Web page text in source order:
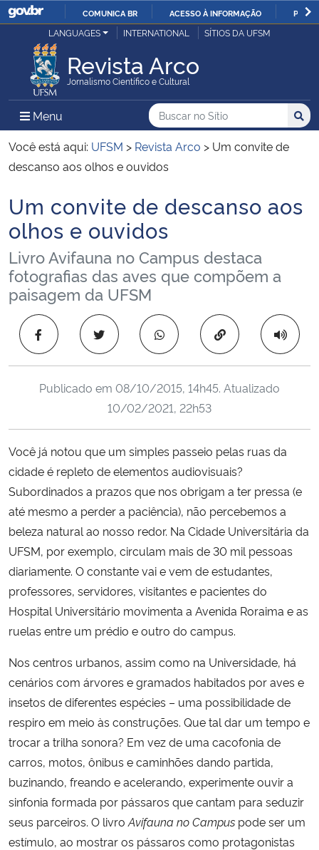
IR
O
COMUNICA BR ACESSO À INFORMAÇÃO
Ministério da Justiça e Segurança Pública
Ministério da Defesa
Ministério das Relações Exteriores
Ministério da Infraestrutura
Ministério da Agricultura, Pecuária e Abastecimento
Ministério da Educação
Ministério da Cidadania
Ministério da Saúde
Ministério de Minas e Energia
Ministério do Meio Ambiente
Ministério do Turismo
Ministério do Desenvolvimento Regional
Controladoria-Geral da União
Ministério da Mulher, da Família e dos Direitos Humanos
Secretaria-Geral
Secretaria de Governo
Gabinete de Segurança Institucional
Advocacia-Geral da União
Banco Central do Brasil
LANGUAGES INTERNATIONAL SÍTIOS DA UFSM
Revista Arco
Jornalismo Científico e Cultural
Menu Menu Principal do Sítio
Busca
Buscar no no Sítio
Busca:
Você está aqui: UFSM > Revista Arco > Um convite de
descanso aos olhos e ouvidos
Início do conteúdo
Um convite de descanso aos
olhos e ouvidos
Livro Avifauna no Campus destaca
fotografias das aves que compõem a
paisagem da UFSM
Copiar para área
Publicado em 08/10/2015, 14h45. Atualizado
10/02/2021, 22h53
Você já notou que um simples passeio pelas ruas da
cidade é repleto de elementos audiovisuais?
Subordinados a prazos que nos obrigam a ter pressa (e
até mesmo a perder a paciência), não percebemos a
beleza natural ao nosso redor. Na Cidade Universitária da
UFSM, por exemplo, circulam mais de 30 mil pessoas
diariamente. O constante vai e vem de estudantes,
professores, servidores, visitantes e pacientes do
Hospital Universitário movimenta a Avenida Roraima e as
ruelas entre um prédio e outro do campus.
Nos centros urbanos, assim como na Universidade, há
cenários com árvores e gramados habitados por aves e
insetos de diferentes espécies – uma possibilidade de
respiro em meio às construções. Que tal dar um tempo e
trocar a trilha sonora? Em vez de uma cacofonia de
carros, motos, ônibus e caminhões dando partida,
buzinando, freando e acelerando, experimente ouvir a
sinfonia formada por pássaros que cantam para seduzir
seus parceiros. O livro Avifauna no Campus pode ser um
estímulo, ao mostrar os pássaros como protagonistas